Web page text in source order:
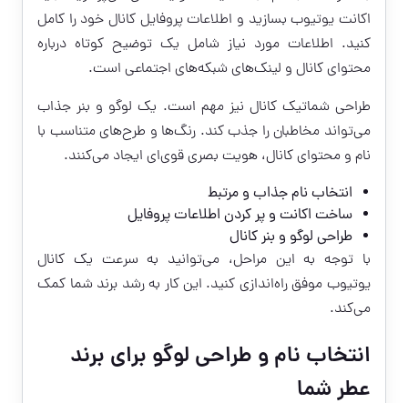
اکانت یوتیوب بسازید و اطلاعات پروفایل کانال خود را کامل
کنید. اطلاعات مورد نیاز شامل یک توضیح کوتاه درباره
محتوای کانال و لینک‌های شبکه‌های اجتماعی است.
طراحی شماتیک کانال نیز مهم است. یک لوگو و بنر جذاب
می‌تواند مخاطبان را جذب کند. رنگ‌ها و طرح‌های متناسب با
نام و محتوای کانال، هویت بصری قوی‌ای ایجاد می‌کنند.
انتخاب نام جذاب و مرتبط
ساخت اکانت و پر کردن اطلاعات پروفایل
طراحی لوگو و بنر کانال
با توجه به این مراحل، می‌توانید به سرعت یک کانال
یوتیوب موفق راه‌اندازی کنید. این کار به رشد برند شما کمک
می‌کند.
انتخاب نام و طراحی لوگو برای برند
عطر شما